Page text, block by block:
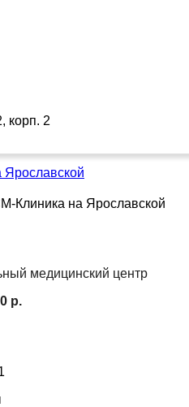
корп. 2
медицинский центр
р.